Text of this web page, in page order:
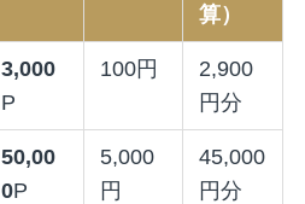
算）
3,000
P
100円
2,900
円分
50,00
0P
5,000
円
45,000
円分